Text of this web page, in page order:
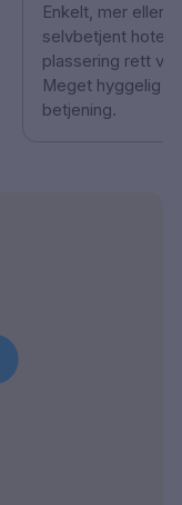
Enkelt, mer eller
selvbetjent hotell
plassering rett
Meget hyggelig
betjening.